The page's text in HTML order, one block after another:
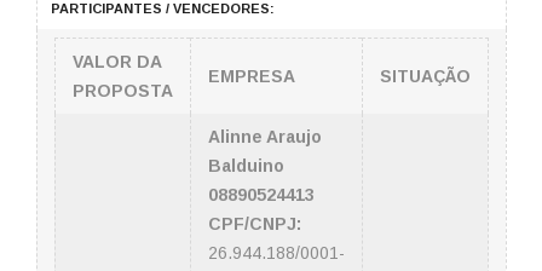
PARTICIPANTES / VENCEDORES:
VALOR DA
PROPOSTA
EMPRESA SITUAÇÃO
Alinne Araujo
Balduino
08890524413
CPF/CNPJ:
26.944.188/0001-